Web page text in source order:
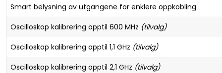
Smart belysning av utgangene for enklere oppkobling
Oscilloskop kalibrering opptil 600 MHz (tilvalg)
Oscilloskop kalibrering opptil 1,1 GHz (tilvalg)
Oscilloskop kalibrering opptil 2,1 GHz (tilvalg)